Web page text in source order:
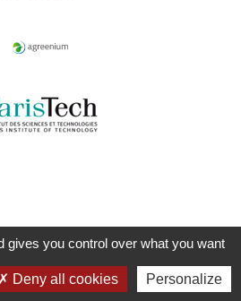
gives you control over what you want
Deny all cookies Personalize